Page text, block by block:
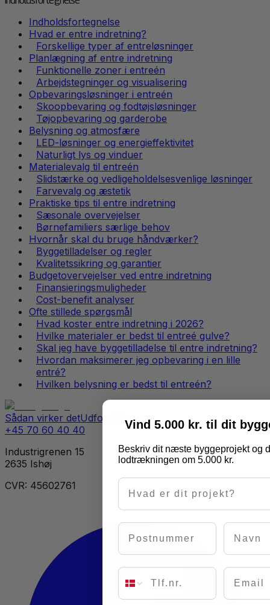
Indholdsfortegnelse
Hvad er entre indretning?
Forskellige typer af entreløsninger
Planlægning af entre indretning
Funktionelle zoner i entreén
Arbejdstegninger og visualisering
Opbevaringsløsninger i entreén
Skoopbevaring og fodtøjsløsninger
Tøjopbevaring og garderobe
Belysning og atmosfære
LED-løsninger og energieffektivitet
Naturligt lys og vinduer
Materialevalg til entreén
Slidstærke og vedligeholdelsesvenlige løsninger
Farvevalg og æstetik
Praktiske tips til entre indretning
Sæsonale overvejelser
Børnefamiliers særlige behov
Hvornår skal du bruge håndværker?
Byggetilladelser og regler
Kvalitetssikring og garantier
Budgetovervejelser ved entre indretning
Finansieringsmuligheder
Cost-benefit analyser
Ofte stillede spørgsmål
Hvad koster entre indretning i 2026?
Hvilke materialer er bedst til entreé gulve?
Skal jeg have byggetilladelse til entre indretning?
Hvordan maksimerer jeg opbevaring i en lille
entré?
Hvilken belysning er bedst til entreén?
Sådan virker detUdforsk
Om os
+45 70 60 40 40
Industrigrenen 15
2635 Ishøj
CVR: 45602761
Vind 5.000 kr. til dit
Beskriv dit næste byggeprojekt og
lodtrækningen om 5.000 kr.
Hvad er dit projekt?
Postnummer Navn
Email